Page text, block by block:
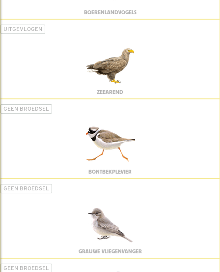
BOERENLANDVOGELS
UITGEVLOGEN
ZEEAREND
GEEN BROEDSEL
BONTBEKPLEVIER
GEEN BROEDSEL
GRAUWE VLIEGENVANGER
GEEN BROEDSEL